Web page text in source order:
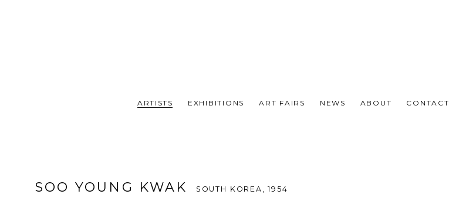
ARTISTS EXHIBITIONS ART FAIRS NEWS ABOUT CONTACT
SOO YOUNG KWAK SOUTH KOREA,1954